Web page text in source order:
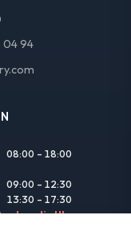
04 94
08:00 – 18:00
09:00 – 12:30
13:30 – 17:30
um die Uhr